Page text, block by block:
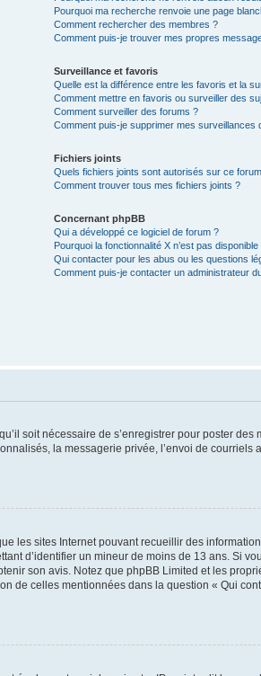
Pourquoi ma recherche renvoie une page
Comment rechercher des membres ?
Comment puis-je trouver mes propres
Surveillance et favoris
Quelle est la différence entre les favoris et la
Comment mettre en favoris ou surveiller des
Comment surveiller des forums ?
Comment puis-je supprimer mes surveillances
Fichiers joints
Quels fichiers joints sont autorisés sur ce
Comment trouver tous mes fichiers joints ?
Concernant phpBB
Qui a développé ce logiciel de forum ?
Pourquoi la fonctionnalité X n’est pas disponible
Qui contacter pour les abus ou les questions
Comment puis-je contacter un administrateur
soit nécessaire de s’enregistrer pour poster
la messagerie privée, l’envoi de courriels
les sites Internet pouvant recueillir des
d’identifier un mineur de moins de 13 ans. Si
son avis. Notez que phpBB Limited et les
de celles mentionnées dans la question « Qui